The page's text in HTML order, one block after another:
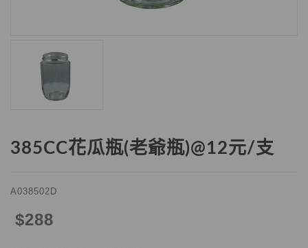
385CC花瓜瓶(老爺瓶)@12元/支
A038502D
$288